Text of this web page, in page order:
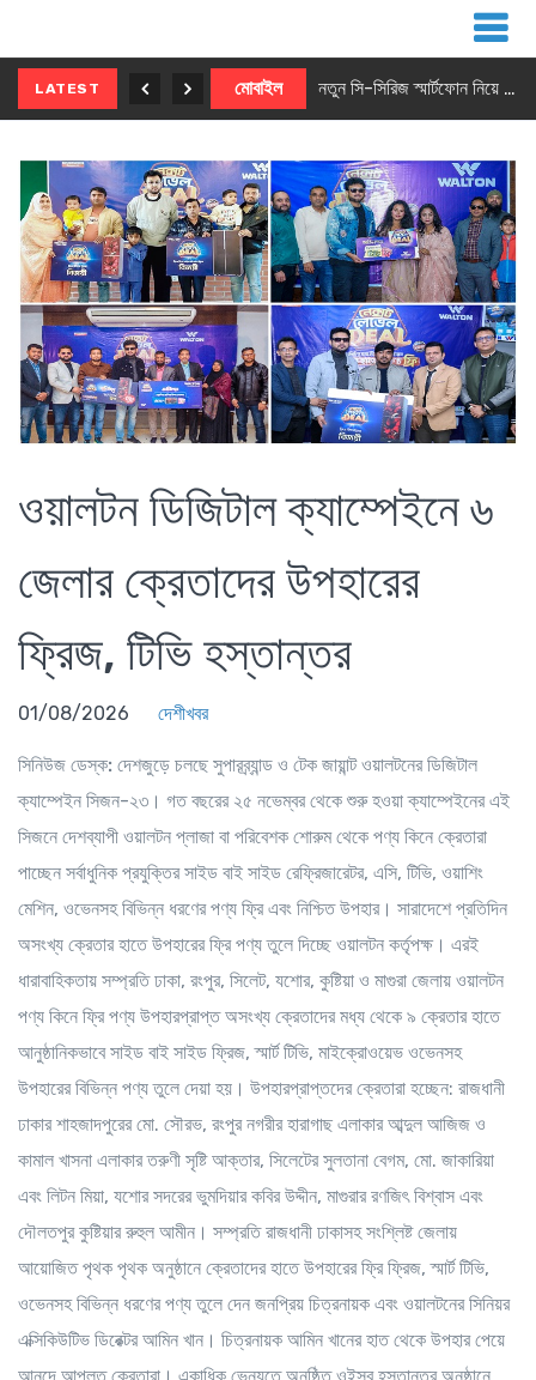
LATEST মোবাইল নতুন সি-সিরিজ স্মার্টফোন নিয়ে আসছে রিয়েলমি
ওয়ালটন ডিজিটাল ক্যাম্পেইনে ৬
জেলার ক্রেতাদের উপহারের
ফ্রিজ, টিভি হস্তান্তর
01/08/2026 দেশীখবর
সিনিউজ ডেস্ক: দেশজুড়ে চলছে সুপারব্র্যান্ড ও টেক জায়ান্ট ওয়ালটনের ডিজিটাল
ক্যাম্পেইন সিজন-২৩। গত বছরের ২৫ নভেম্বর থেকে শুরু হওয়া ক্যাম্পেইনের এই
সিজনে দেশব্যাপী ওয়ালটন প্লাজা বা পরিবেশক শোরুম থেকে পণ্য কিনে ক্রেতারা
পাচ্ছেন সর্বাধুনিক প্রযুক্তির সাইড বাই সাইড রেফ্রিজারেটর, এসি, টিভি, ওয়াশিং
মেশিন, ওভেনসহ বিভিন্ন ধরণের পণ্য ফ্রি এবং নিশ্চিত উপহার। সারাদেশে প্রতিদিন
অসংখ্য ক্রেতার হাতে উপহারের ফ্রি পণ্য তুলে দিচ্ছে ওয়ালটন কর্তৃপক্ষ। এরই
ধারাবাহিকতায় সম্প্রতি ঢাকা, রংপুর, সিলেট, যশোর, কুষ্টিয়া ও মাগুরা জেলায় ওয়ালটন
পণ্য কিনে ফ্রি পণ্য উপহারপ্রাপ্ত অসংখ্য ক্রেতাদের মধ্য থেকে ৯ ক্রেতার হাতে
আনুষ্ঠানিকভাবে সাইড বাই সাইড ফ্রিজ, স্মার্ট টিভি, মাইক্রোওয়েভ ওভেনসহ
উপহারের বিভিন্ন পণ্য তুলে দেয়া হয়। উপহারপ্রাপ্তদের ক্রেতারা হচ্ছেন: রাজধানী
ঢাকার শাহজাদপুরের মো. সৌরভ, রংপুর নগরীর হারাগাছ এলাকার আব্দুল আজিজ ও
কামাল খাসনা এলাকার তরুণী সৃষ্টি আক্তার, সিলেটের সুলতানা বেগম, মো. জাকারিয়া
এবং লিটন মিয়া, যশোর সদরের ভুমদিয়ার কবির উদ্দীন, মাগুরার রণজিৎ বিশ্বাস এবং
দৌলতপুর কুষ্টিয়ার রুহুল আমীন। সম্প্রতি রাজধানী ঢাকাসহ সংশ্লিষ্ট জেলায়
আয়োজিত পৃথক পৃথক অনুষ্ঠানে ক্রেতাদের হাতে উপহারের ফ্রি ফ্রিজ, স্মার্ট টিভি,
ওভেনসহ বিভিন্ন ধরণের পণ্য তুলে দেন জনপ্রিয় চিত্রনায়ক এবং ওয়ালটনের সিনিয়র
এক্সিকিউটিভ ডিরেক্টর আমিন খান। চিত্রনায়ক আমিন খানের হাত থেকে উপহার পেয়ে